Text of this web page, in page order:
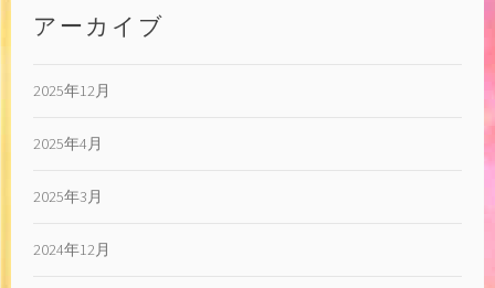
ョ
ン
アーカイブ
2025年12月
2025年4月
2025年3月
2024年12月